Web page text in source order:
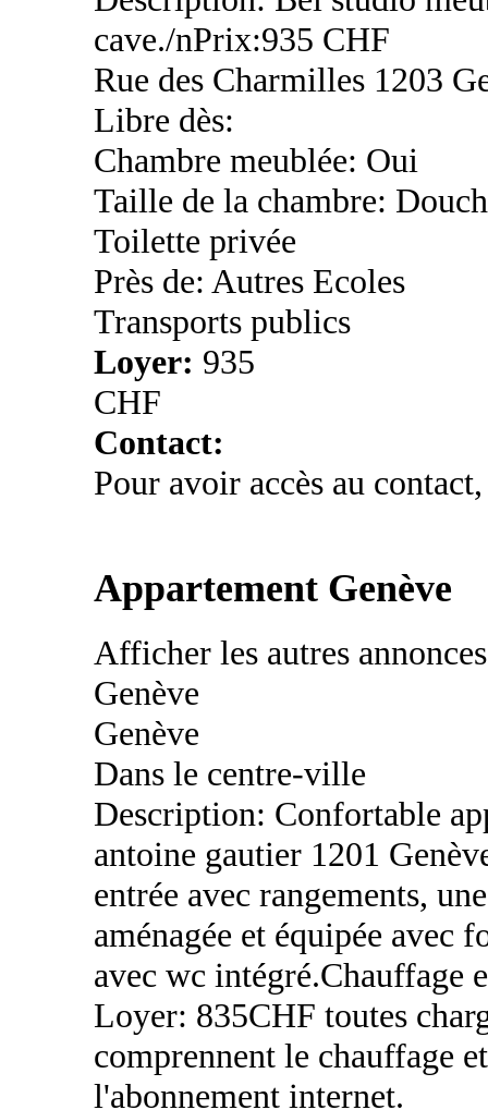
cave./nPrix:935 CHF
Rue des Charmilles 1203
Libre dès:
Chambre meublée: Oui
Taille de la chambre:
Toilette privée
Près de: Autres Ecoles
Transports publics
Loyer: 935
CHF
Contact:
Pour avoir accès au
Appartement Genève
Afficher les autres
Genève
Genève
Dans le centre-ville
Description: Confortable
antoine gautier 1201
entrée avec rangements,
aménagée et équipée avec
avec wc intégré.Chauffage
Loyer: 835CHF toutes
comprennent le chauffage
l'abonnement internet.